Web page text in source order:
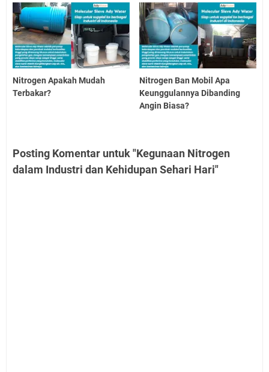
Nitrogen Apakah Mudah
Terbakar?
Nitrogen Ban Mobil Apa
Keunggulannya Dibanding
Angin Biasa?
Posting Komentar untuk "Kegunaan Nitrogen
dalam Industri dan Kehidupan Sehari Hari"